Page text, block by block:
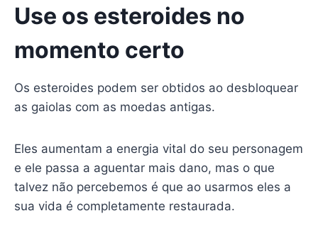
Use os esteroides no
momento certo
Os esteroides podem ser obtidos ao desbloquear
as gaiolas com as moedas antigas.
Eles aumentam a energia vital do seu personagem
e ele passa a aguentar mais dano, mas o que
talvez não percebemos é que ao usarmos eles a
sua vida é completamente restaurada.